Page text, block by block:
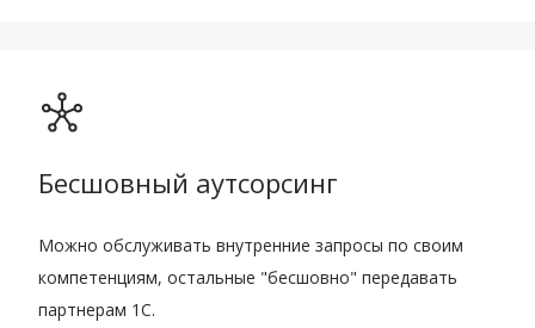
Бесшовный аутсорсинг
Можно обслуживать внутренние запросы по своим
компетенциям, остальные "бесшовно" передавать
партнерам 1С.